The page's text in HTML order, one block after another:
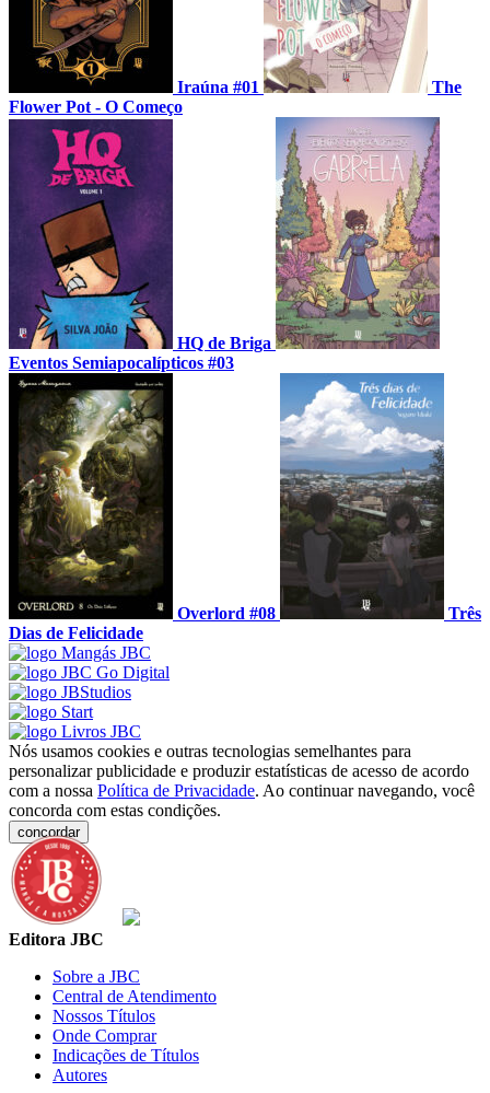
Iraúna #01
The
Flower Pot - O Começo
HQ de Briga
Eventos Semiapocalípticos #03
Overlord #08
Três
Dias de Felicidade
Nós usamos cookies e outras tecnologias semelhantes para
personalizar publicidade e produzir estatísticas de acesso de acordo
com a nossa Política de Privacidade. Ao continuar navegando, você
concorda com estas condições.
concordar
Editora JBC
Sobre a JBC
Central de Atendimento
Nossos Títulos
Onde Comprar
Indicações de Títulos
Autores